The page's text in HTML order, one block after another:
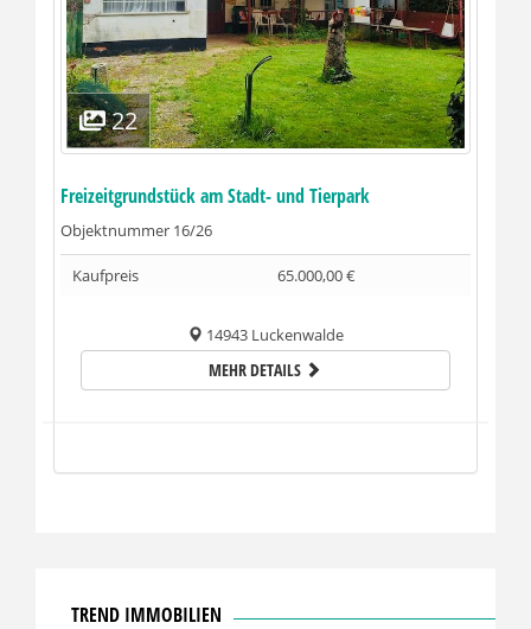
22
Freizeitgrundstück am Stadt- und Tierpark
Objektnummer 16/26
Kaufpreis 65.000,00 €
14943 Luckenwalde
MEHR DETAILS
TREND IMMOBILIEN